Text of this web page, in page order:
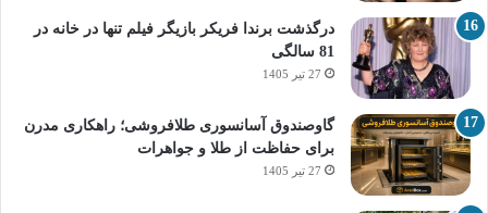
درگذشت برندا فریکر بازیگر فیلم تنها در خانه در
81 سالگی
27 تیر 1405
گاوصندوق آسانسوری طلافروشی؛ راهکاری مدرن
برای حفاظت از طلا و جواهرات
27 تیر 1405